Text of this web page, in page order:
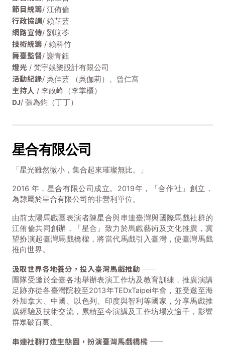
節目統籌/ 江侑倫
行政協調/ 賴芷芸
網路宣傳/ 劉玟苓
技術統籌 / 賴科竹
舞臺監督/ 謝青鈺
燈光 / 梵宇娛樂設計有限公司
活動紀錄/ 吳佳芸 （吳伽莉）、曾仁富
主持人 / 李政峰（李掌櫃）
DJ/ 張為鈞（丁丁）
星合有限公司
「星光雖然微小，集合起來璀璨無比。」
2016 年，星合有限公司成立。2019年，「合作社」創立，
為隸屬於星合有限公司的非營利單位。
由前太陽馬戲團表演者陳星合與串連臺灣與國際馬戲社群的
江侑倫共同創辦，「星合」致力於馬戲藝術及文化推廣，冀
望扮演起臺灣馬戲橋樑，將當代馬戲引入臺灣，使臺灣馬戲
推向世界。
汲取世界各地養分，投入臺灣馬戲推動 ——
團隊受邀於全臺各地舉辦表演工作坊及教育訓練，推廣演講
足跡亦從各臺灣院校至2013年TEDxTaipei年會，並受邀至海
外加拿大、中國、以色列、印度與智利等國家，分享馬戲推
廣經驗及技術交流，累積至今演講及工作坊場次逾千，影響
群眾破百萬。
串連社群打造生態園，扮演臺灣馬戲橋樑 ——